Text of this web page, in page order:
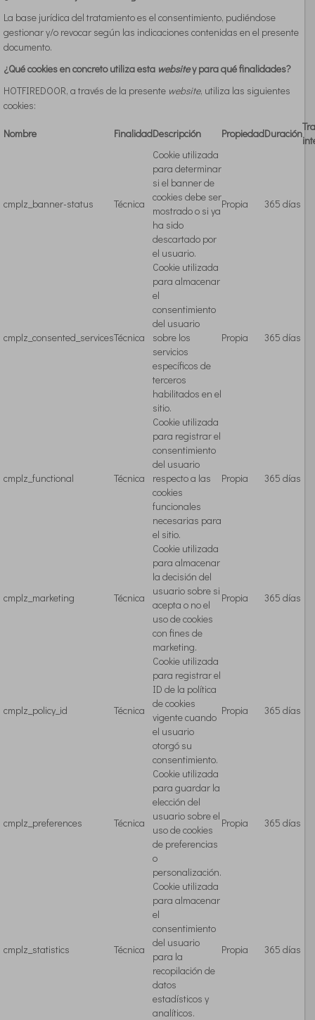
La base jurídica del tratamiento es el consentimiento, pudiéndose
gestionar y/o revocar según las indicaciones contenidas en el presente
documento.
¿Qué cookies en concreto utiliza esta websitey para qué finalidades?
HOTFIREDOOR, a través de la presente website, utiliza las siguientes
cookies:
Nombre FinalidadDescripción PropiedadDuración
cmplz_banner-status Técnica
Cookie utilizada
para determinar
si el banner de
cookies debe ser
mostrado o si ya
ha sido
descartado por
el usuario.
Propia 365 días
cmplz_consented_servicesTécnica
Cookie utilizada
para almacenar
el
consentimiento
del usuario
sobre los
servicios
específicos de
terceros
habilitados en el
sitio.
Propia 365 días
cmplz_functional Técnica
Cookie utilizada
para registrar el
consentimiento
del usuario
respecto a las
cookies
funcionales
necesarias para
el sitio.
Propia 365 días
cmplz_marketing Técnica
Cookie utilizada
para almacenar
la decisión del
usuario sobre si
acepta o no el
uso de cookies
con fines de
marketing.
Propia 365 días
cmplz_policy_id Técnica
Cookie utilizada
para registrar el
ID de la política
de cookies
vigente cuando
el usuario
otorgó su
consentimiento.
Propia 365 días
cmplz_preferences Técnica
Cookie utilizada
para guardar la
elección del
usuario sobre el
uso de cookies
de preferencias
o
personalización.
Propia 365 días
cmplz_statistics Técnica
Cookie utilizada
para almacenar
el
consentimiento
del usuario
para la
recopilación de
datos
estadísticos y
analíticos.
Propia 365 días